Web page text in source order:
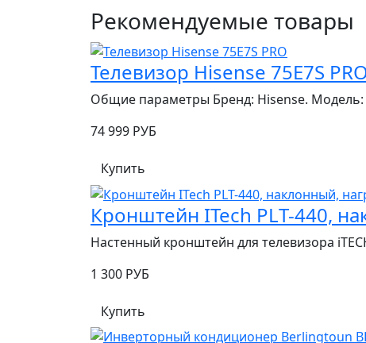
Рекомендуемые товары
Телевизор Hisense 75E7S
Общие параметры Бренд: Hisense. Модель:
74 999 РУБ
Купить
Кронштейн ITech PLT-440,
Настенный кронштейн для телевизора
1 300 РУБ
Купить